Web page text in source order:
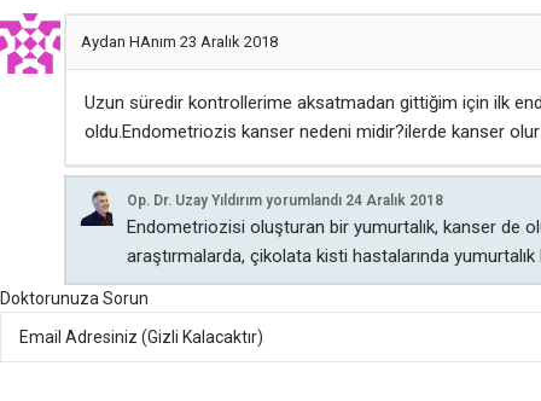
Aydan HAnım 23 Aralık 2018
Uzun süredir kontrollerime aksatmadan gittiğim için ilk
oldu.Endometriozis kanser nedeni midir?ilerde kanser
Op. Dr. Uzay Yıldırım yorumlandı 24 Aralık 2018
Endometriozisi oluşturan bir yumurtalık, kanser de
araştırmalarda, çikolata kisti hastalarında
Doktorunuza Sorun